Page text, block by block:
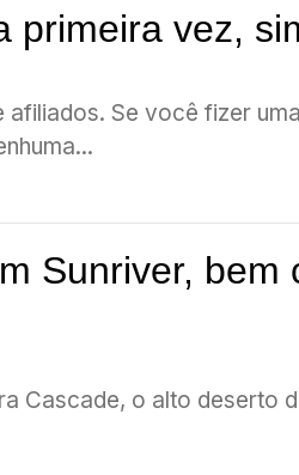
primeira vez,
afiliados. Se você fizer
Sunriver, bem
Cascade, o alto deserto